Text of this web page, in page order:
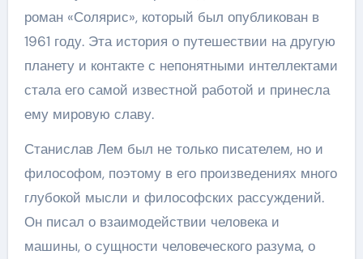
роман «Солярис», который был опубликован в
1961 году. Эта история о путешествии на другую
планету и контакте с непонятными интеллектами
стала его самой известной работой и принесла
ему мировую славу.
Станислав Лем был не только писателем, но и
философом, поэтому в его произведениях много
глубокой мысли и философских рассуждений.
Он писал о взаимодействии человека и
машины, о сущности человеческого разума, о